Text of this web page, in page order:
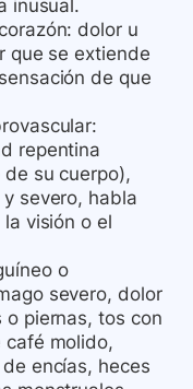
inusual.
dolor u
que se extiende
de que
repentina
su cuerpo),
severo, habla
visión o el
o
severo, dolor
o piernas, tos con
café molido,
encías, heces